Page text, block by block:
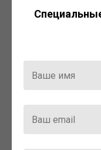
и